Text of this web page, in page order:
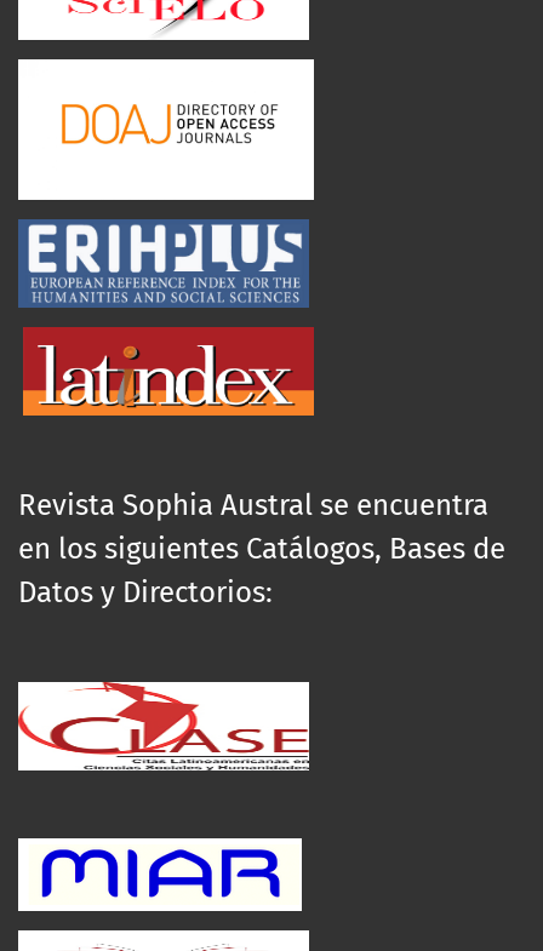
Revista Sophia Austral se encuentra
en los siguientes Catálogos, Bases de
Datos y Directorios: